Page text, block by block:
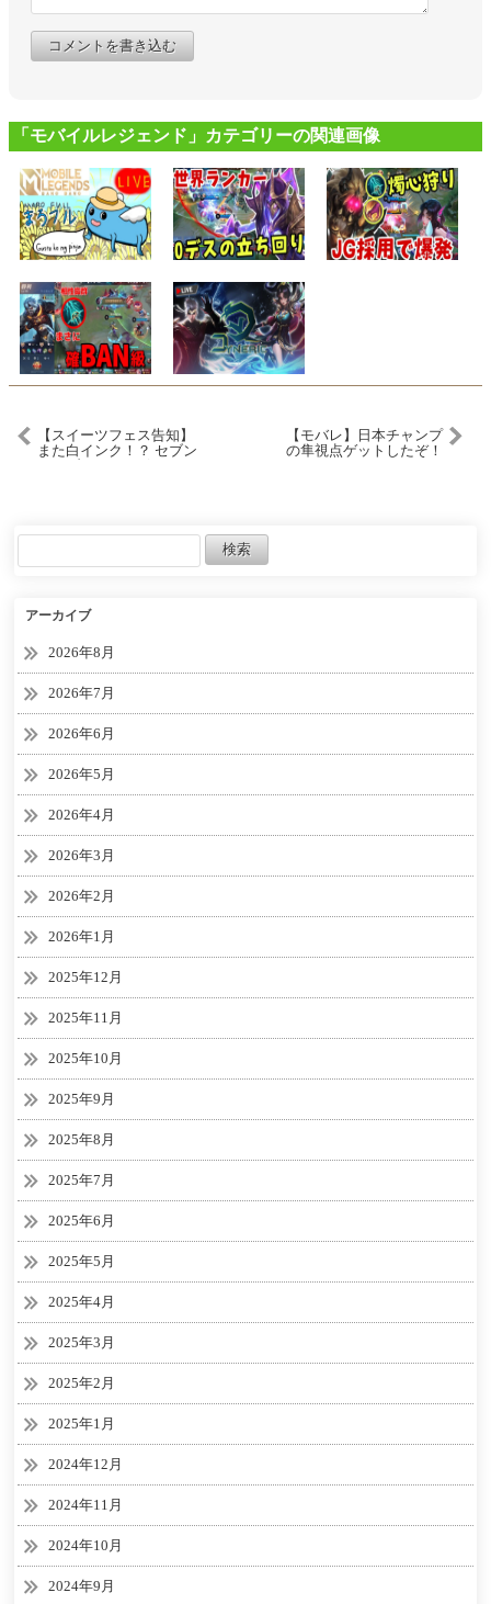
コメントを書き込む
「モバイルレジェンド」カテゴリーの関連画像
【スイーツフェス告知】
また白インク！？ セブン
【モバレ】日本チャンプ
の隼視点ゲットしたぞ！
アーカイブ
2026年8月
2026年7月
2026年6月
2026年5月
2026年4月
2026年3月
2026年2月
2026年1月
2025年12月
2025年11月
2025年10月
2025年9月
2025年8月
2025年7月
2025年6月
2025年5月
2025年4月
2025年3月
2025年2月
2025年1月
2024年12月
2024年11月
2024年10月
2024年9月